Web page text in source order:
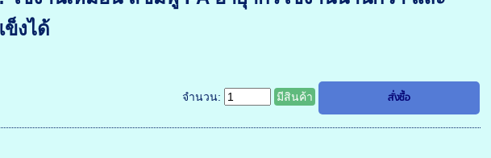
ข็งได้
จำนวน: มีสินค้า